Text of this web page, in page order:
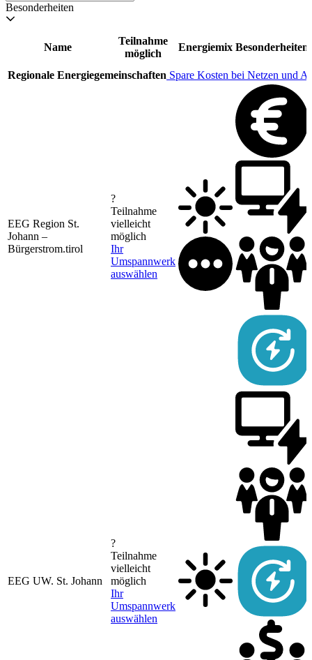
Besonderheiten
Name
Teilnahme
möglich
Energiemix Besonderheiten
Regionale Energiegemeinschaften Spare Kosten bei Netzen und
EEG Region St.
Johann –
Bürgerstrom.tirol
?
Teilnahme
vielleicht
möglich
Ihr
Umspannwerk
auswählen
EEG UW. St. Johann
?
Teilnahme
vielleicht
möglich
Ihr
Umspannwerk
auswählen